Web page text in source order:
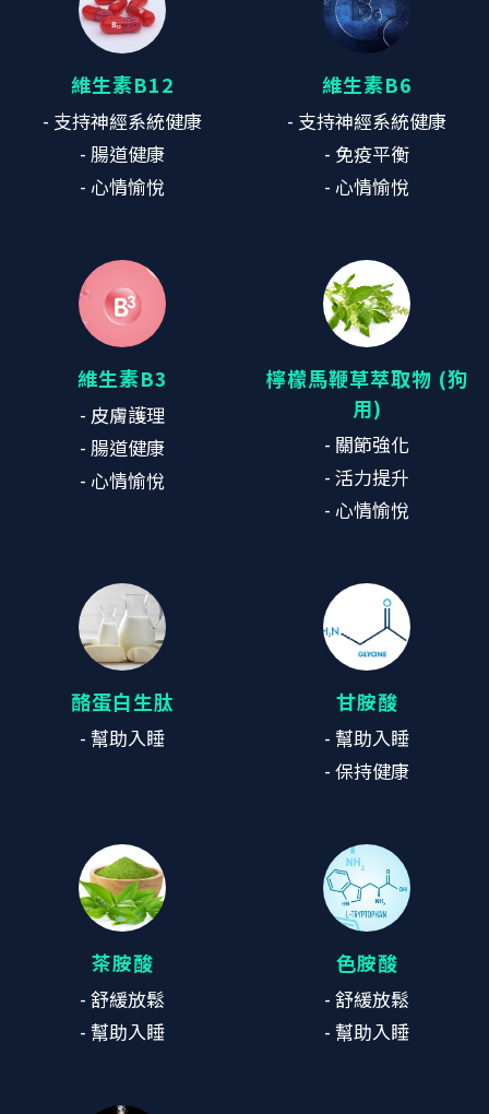
維生素B12
- 支持神經系統健康
- 腸道健康
- 心情愉悅
維生素B6
- 支持神經系統健康
- 免疫平衡
- 心情愉悅
維生素B3
- 皮膚護理
- 腸道健康
- 心情愉悅
檸檬馬鞭草萃取物 (狗
用)
- 關節強化
- 活力提升
- 心情愉悅
酪蛋白生肽
- 幫助入睡
甘胺酸
- 幫助入睡
- 保持健康
茶胺酸
- 舒緩放鬆
- 幫助入睡
色胺酸
- 舒緩放鬆
- 幫助入睡